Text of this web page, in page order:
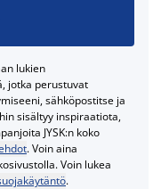
lukien
jotka perustuvat
sähköpostitse ja
sisältyy inspiraatiota,
JYSK:n koko
. Voin aina
Voin lukea
.